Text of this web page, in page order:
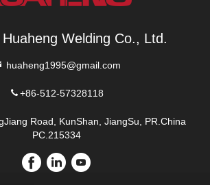
Welding Co., Ltd.
huaheng1995@gmail.com
+86-512-57328118
Road, KunShan, JiangSu, PR.China
PC.215334